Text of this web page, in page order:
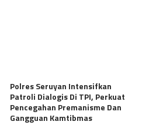
Polres Seruyan Intensifkan
Patroli Dialogis Di TPI, Perkuat
Pencegahan Premanisme Dan
Gangguan Kamtibmas